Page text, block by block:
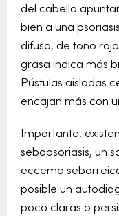
del cabello
bien a una
difuso, de tono
grasa indica más
Pústulas aisladas
encajan más con
Importante:
sebopsoriasis, un
eccema
posible un
poco claras o